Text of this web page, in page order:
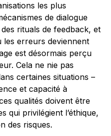
les plus
de dialogue
rituals de feedback, et
erreurs deviennent
est désormais perçu
Cela ne nie pas
certaines situations –
et capacité à
qualités doivent être
qui privilégient l’éthique,
des risques.